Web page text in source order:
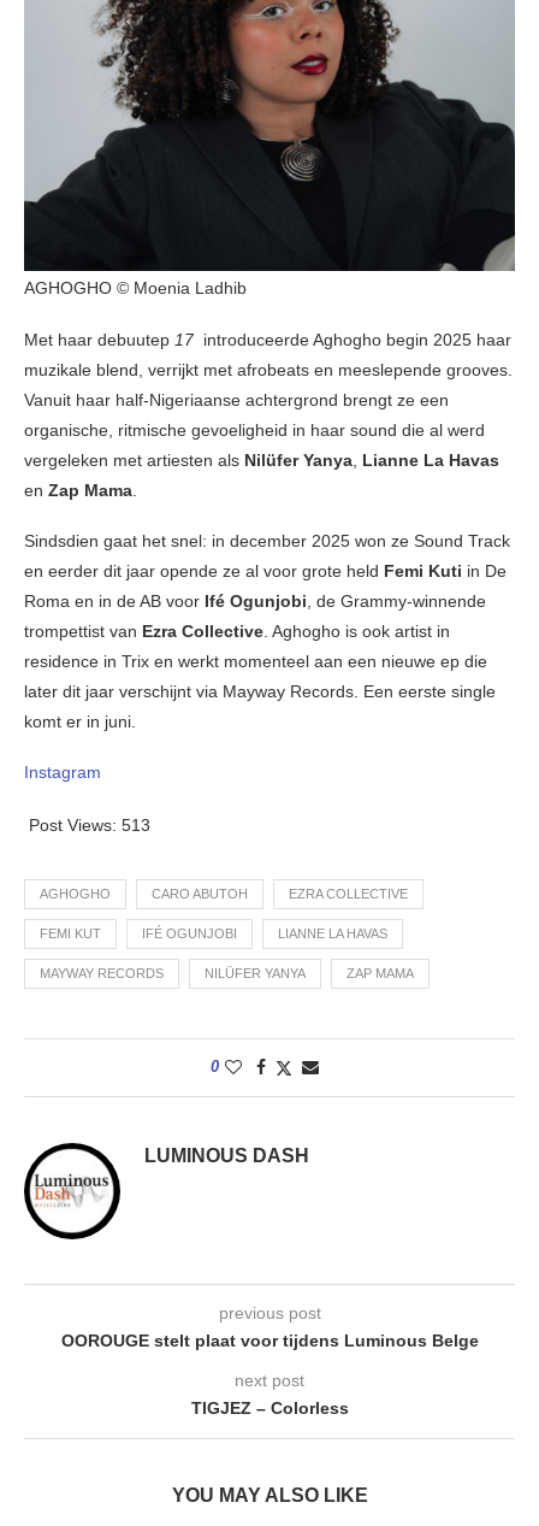
AGHOGHO © Moenia Ladhib
Met haar debuutep 17 introduceerde Aghogho begin 2025 haar
muzikale blend, verrijkt met afrobeats en meeslepende grooves.
Vanuit haar half-Nigeriaanse achtergrond brengt ze een
organische, ritmische gevoeligheid in haar sound die al werd
vergeleken met artiesten als Nilüfer Yanya, Lianne La Havas
en Zap Mama.
Sindsdien gaat het snel: in december 2025 won ze Sound Track
en eerder dit jaar opende ze al voor grote held Femi Kuti in De
Roma en in de AB voor Ifé Ogunjobi, de Grammy-winnende
trompettist van Ezra Collective. Aghogho is ook artist in
residence in Trix en werkt momenteel aan een nieuwe ep die
later dit jaar verschijnt via Mayway Records. Een eerste single
komt er in juni.
Instagram
Post Views: 513
AGHOGHO CARO ABUTOH EZRA COLLECTIVE
FEMI KUT IFÉ OGUNJOBI LIANNE LA HAVAS
MAYWAY RECORDS NILÜFER YANYA ZAP MAMA
0
LUMINOUS DASH
previous post
OOROUGE stelt plaat voor tijdens Luminous Belge
next post
TIGJEZ – Colorless
YOU MAY ALSO LIKE